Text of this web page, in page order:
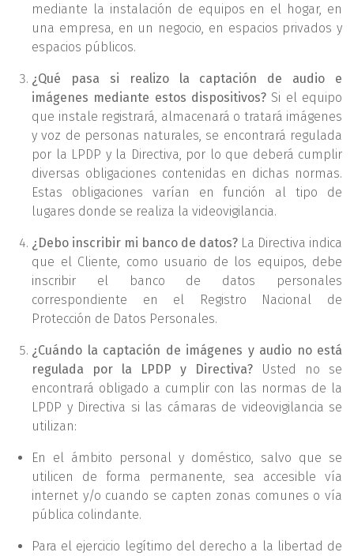
mediante la instalación de equipos en el hogar, en
una empresa, en un negocio, en espacios privados y
espacios públicos.
¿Qué pasa si realizo la captación de audio e
imágenes mediante estos dispositivos?Si el equipo
que instale registrará, almacenará o tratará imágenes
y voz de personas naturales, se encontrará regulada
por la LPDP y la Directiva, por lo que deberá cumplir
diversas obligaciones contenidas en dichas normas.
Estas obligaciones varían en función al tipo de
lugares donde se realiza la videovigilancia.
¿Debo inscribir mi banco de datos? La Directiva indica
que el Cliente, como usuario de los equipos, debe
inscribir el banco de datos personales
correspondiente en el Registro Nacional de
Protección de Datos Personales.
¿Cuándo la captación de imágenes y audio no está
regulada por la LPDP y Directiva?
Usted no se
encontrará obligado a cumplir con las normas de la
LPDP y Directiva si las cámaras de videovigilancia se
utilizan:
En el ámbito personal y doméstico, salvo que se
utilicen de forma permanente, sea accesible vía
internet y/o cuando se capten zonas comunes o vía
pública colindante.
Para el ejercicio legítimo del derecho a la libertad de